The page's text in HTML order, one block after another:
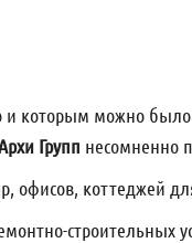
можно
Групп несомненно
офисов, коттеджей